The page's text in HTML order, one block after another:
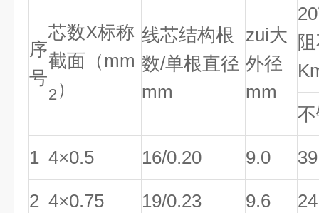
序
号
芯数X标称
截面（mm
2 ）
线芯结构根
数/单根直径
mm
zui大
外径
mm
1 4×0.5 16/0.20 9.0
2 4×0.75 19/0.23 9.6